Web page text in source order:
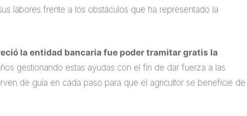
labores frente a los obstáculos que ha representado la
la entidad bancaria fue poder tramitar gratis la
gestionando estas ayudas con el fin de dar fuerza a las
de guía en cada paso para que el agricultor se beneficie de